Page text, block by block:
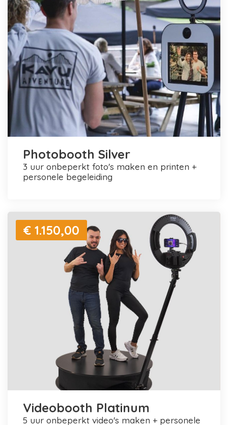
Photobooth Silver
3 uur onbeperkt foto's maken en printen +
personele begeleiding
€ 1.150,00
Videobooth Platinum
5 uur onbeperkt video's maken + personele